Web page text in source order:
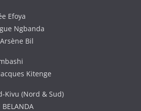
Efoya
Ngbanda
Bil
Kitenge
Kivu (Nord & Sud)